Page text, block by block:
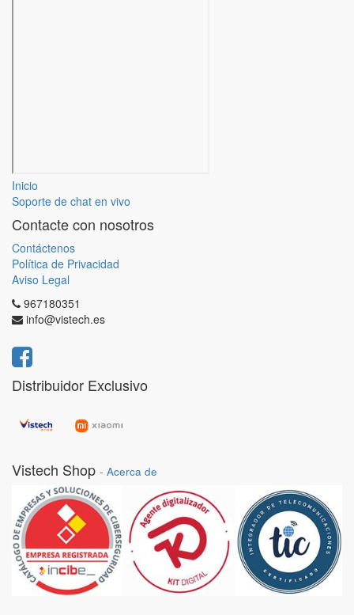
Inicio
Soporte de chat en vivo
Contacte con nosotros
Contáctenos
Política de Privacidad
Aviso Legal
967180351
info@vistech.es
Distribuidor Exclusivo
Vistech Shop - Acerca de